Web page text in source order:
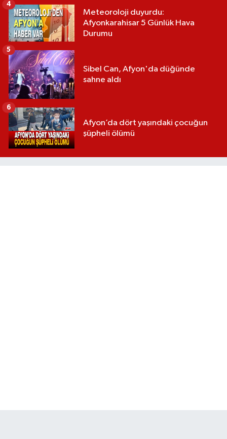
Meteoroloji duyurdu:
Afyonkarahisar 5 Günlük Hava
Durumu
4
Sibel Can, Afyon'da düğünde
sahne aldı
5
Afyon’da dört yaşındaki çocuğun
şüpheli ölümü
6